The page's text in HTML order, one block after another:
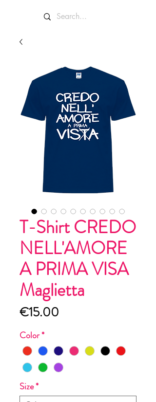
T-Shirt CREDO
NELL'AMORE
A PRIMA VISA
Maglietta
€15.00
Color*
Size*